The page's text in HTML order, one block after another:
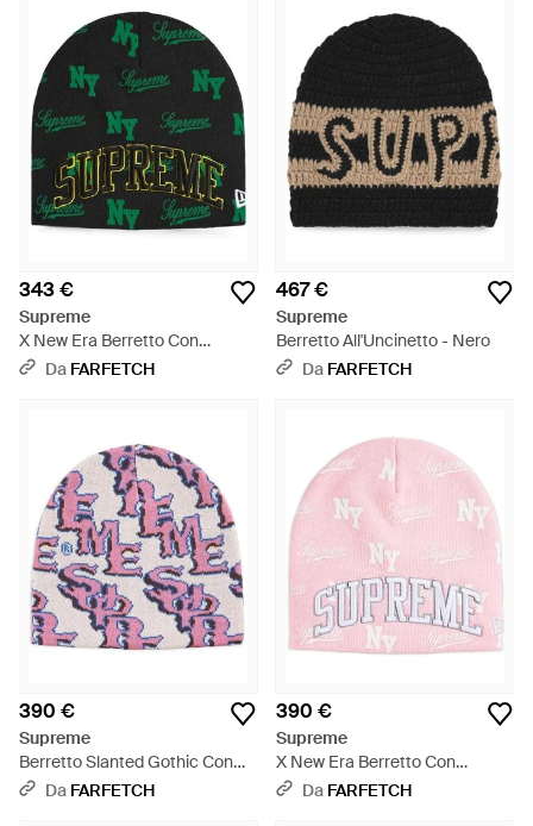
343 €
Supreme
X New Era Berretto Con
Monogramma - Verde
Da FARFETCH
467 €
Supreme
Berretto All'Uncinetto - Nero
Da FARFETCH
390 €
Supreme
Berretto Slanted Gothic Con
Monogramma - Viola
Da FARFETCH
390 €
Supreme
X New Era Berretto Con
Monogramma - Rosa
Da FARFETCH